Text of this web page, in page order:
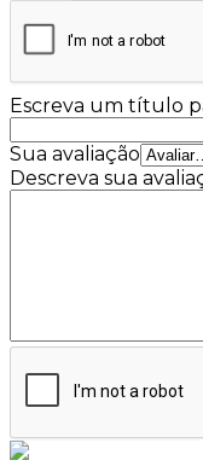
Escreva um título
Sua avaliação
Descreva sua